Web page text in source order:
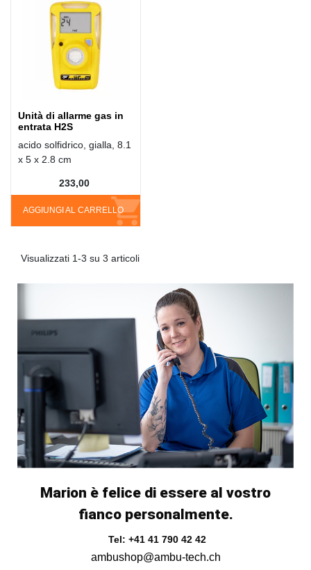
Unità di allarme gas in
entrata H2S
acido solfidrico, gialla, 8.1
x 5 x 2.8 cm
AGGIUNGI AL CARRELLO
233,00
Visualizzati 1-3 su 3 articoli
Marion è felice di essere al vostro
fianco personalmente.
Tel: +41 41 790 42 42
ambushop@ambu-tech.ch